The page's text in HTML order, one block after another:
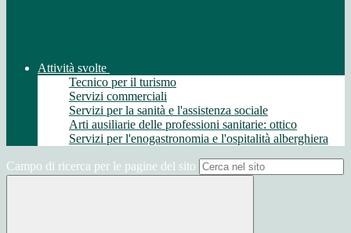
Attività svolte
Tecnico per il turismo
Servizi commerciali
Servizi per la sanità e l'assistenza sociale
Arti ausiliarie delle professioni sanitarie: ottico
Servizi per l'enogastronomia e l'ospitalità alberghiera
Campo di ricerca per le pagine del sito